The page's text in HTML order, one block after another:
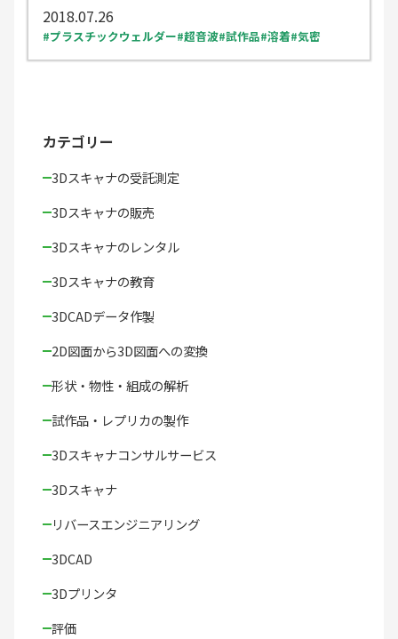
2018.07.26
プラスチックウェルダー 超音波 試作品 溶着 気密
カテゴリー
3Dスキャナの受託測定
3Dスキャナの販売
3Dスキャナのレンタル
3Dスキャナの教育
3DCADデータ作製
2D図面から3D図面への変換
形状・物性・組成の解析
試作品・レプリカの製作
3Dスキャナコンサルサービス
3Dスキャナ
リバースエンジニアリング
3DCAD
3Dプリンタ
評価